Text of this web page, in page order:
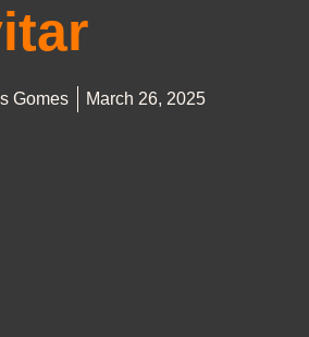
Gomes March 26, 2025